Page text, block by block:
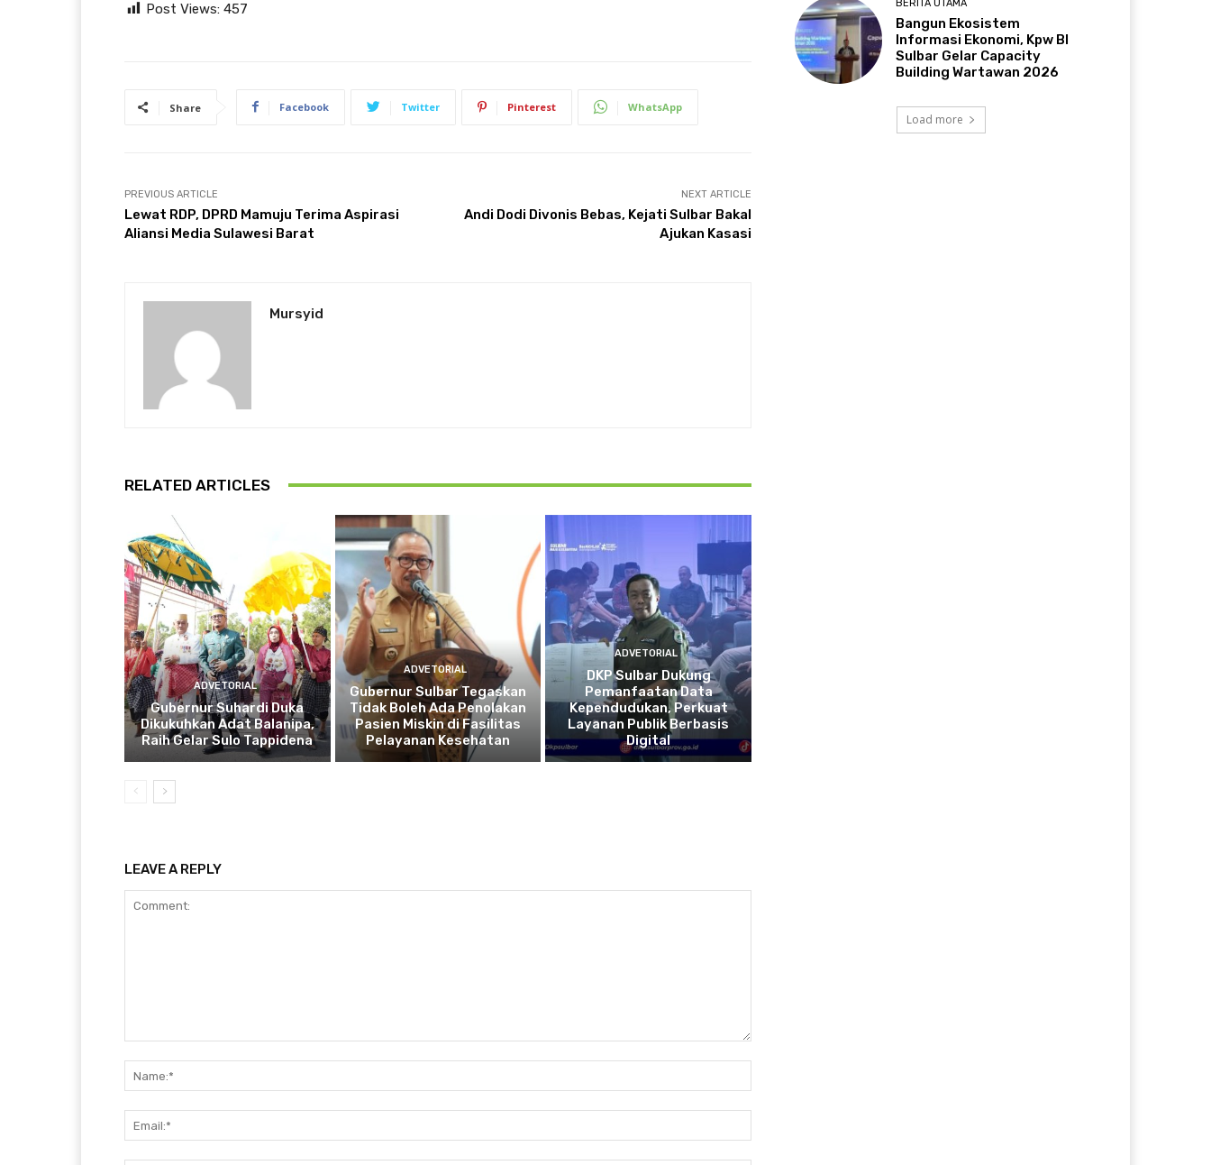
Post Views: 457
Share Facebook Twitter Pinterest WhatsApp
PREVIOUS ARTICLE
Lewat RDP, DPRD Mamuju Terima Aspirasi
Aliansi Media Sulawesi Barat
NEXT ARTICLE
Andi Dodi Divonis Bebas, Kejati Sulbar Bakal
Ajukan Kasasi
Mursyid
RELATED ARTICLES
ADVETORIAL
Gubernur Suhardi Duka
Dikukuhkan Adat Balanipa,
Raih Gelar Sulo Tappidena
ADVETORIAL
Gubernur Sulbar Tegaskan
Tidak Boleh Ada Penolakan
Pasien Miskin di Fasilitas
Pelayanan Kesehatan
ADVETORIAL
DKP Sulbar Dukung
Pemanfaatan Data
Kependudukan, Perkuat
Layanan Publik Berbasis
Digital
LEAVE A REPLY
BERITA UTAMA
Bangun Ekosistem
Informasi Ekonomi, Kpw BI
Sulbar Gelar Capacity
Building Wartawan 2026
Load more